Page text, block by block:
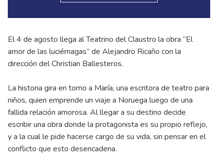
El 4 de agosto llega al Teatrino del Claustro la obra “El
amor de las luciérnagas” de Alejandro Ricaño con la
dirección del Christian Ballesteros.
La historia gira en torno a María, una escritora de teatro para
niños, quien emprende un viaje a Noruega luego de una
fallida relación amorosa. Al llegar a su destino decide
escribir una obra donde la protagonista es su propio reflejo,
y a la cual le pide hacerse cargo de su vida, sin pensar en el
conflicto que esto desencadena.